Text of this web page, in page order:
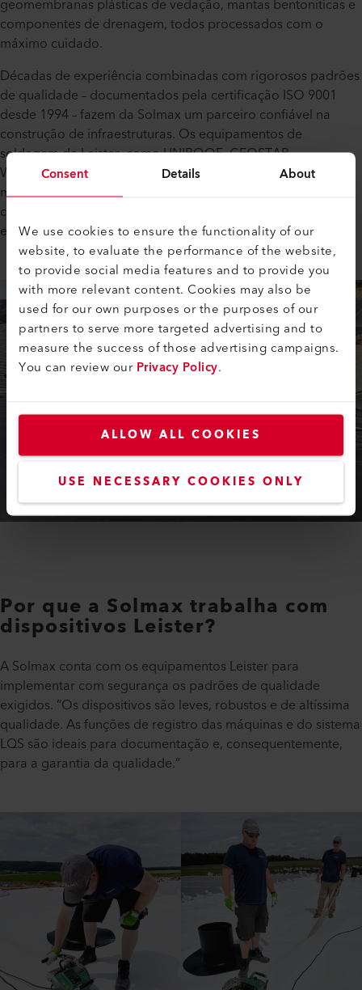
Consent Details About
We use cookies to ensure the functionality of our
website, to evaluate the performance of the website,
to provide social media features and to provide you
with more relevant content. Cookies may also be
used for our own purposes or the purposes of our
partners to serve more targeted advertising and to
measure the success of those advertising campaigns.
You can review ourPrivacy Policy.
ALLOW ALL COOKIES
USE NECESSARY COOKIES ONLY
geomembranas plásticas de vedação, mantas bentoníticas e
componentes de drenagem, todos processados com o
máximo cuidado.​
Décadas de experiência combinadas com rigorosos padrões
de qualidade – documentados pela certificação ISO 9001
desde 1994 – fazem da Solmax um parceiro confiável na
construção de infraestruturas. Os equipamentos de
soldagem da Leister, como UNIROOF, GEOSTAR,
WELDPLAST e muitos outros, são utilizados em todo o
mundo e garantem desempenho constante mesmo em
condições ambientais extremas, como calor intenso ou
elevada carga de poeira.
Por que a Solmax trabalha com
dispositivos Leister?​
A Solmax conta com os equipamentos Leister para
implementar com segurança os padrões de qualidade
exigidos. “Os dispositivos são leves, robustos e de altíssima
qualidade. As funções de registro das máquinas e do sistema
LQS são ideais para documentação e, consequentemente,
para a garantia da qualidade.”